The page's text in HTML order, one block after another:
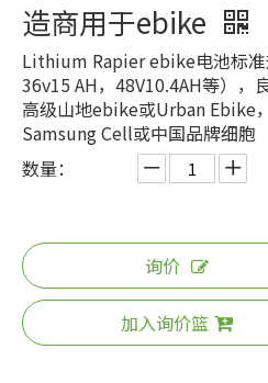
造商用于ebike
Lithium Rapier ebike电池标准
36v15 AH，48V10.4AH等），
高级山地ebike或Urban Ebike
Samsung Cell或中国品牌细胞
数量：
询价
加入询价篮